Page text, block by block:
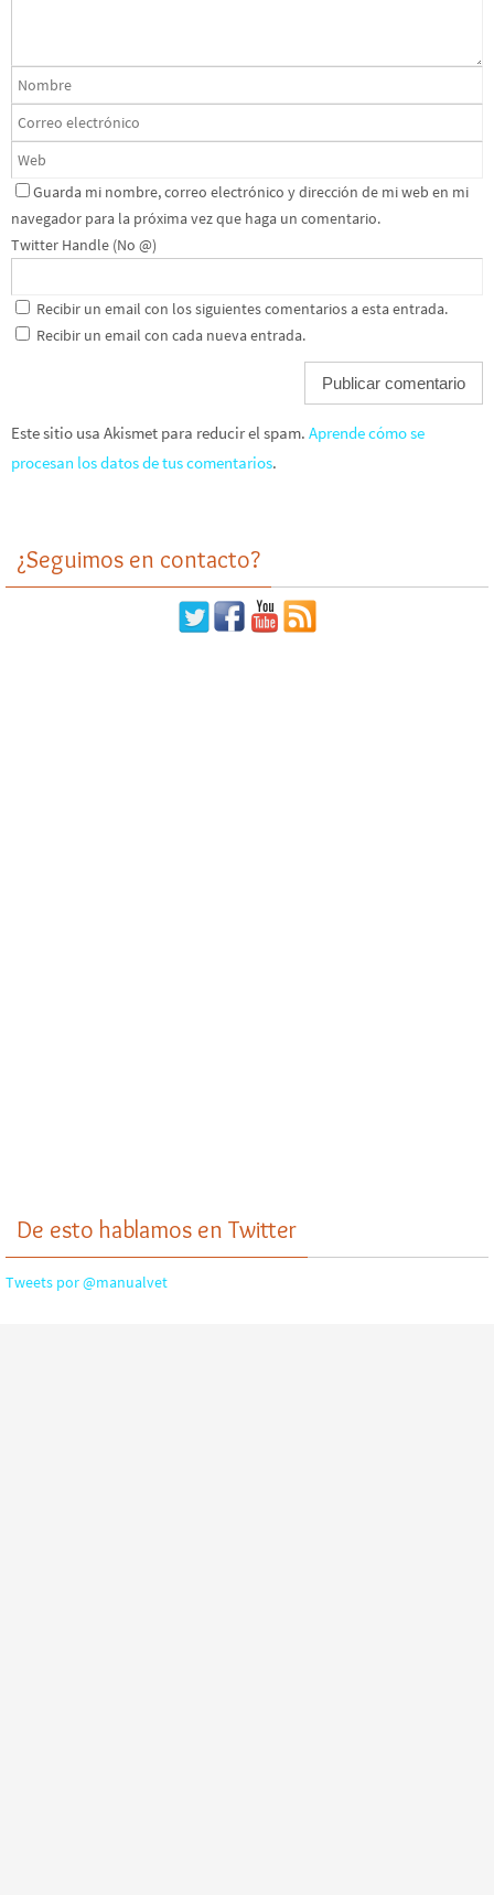
Guarda mi nombre, correo electrónico y dirección de mi web en mi
navegador para la próxima vez que haga un comentario.
Twitter Handle (No @)
Recibir un email con los siguientes comentarios a esta entrada.
Recibir un email con cada nueva entrada.
Este sitio usa Akismet para reducir el spam. Aprende cómo se
procesan los datos de tus comentarios.
¿Seguimos en contacto?
De esto hablamos en Twitter
Tweets por @manualvet